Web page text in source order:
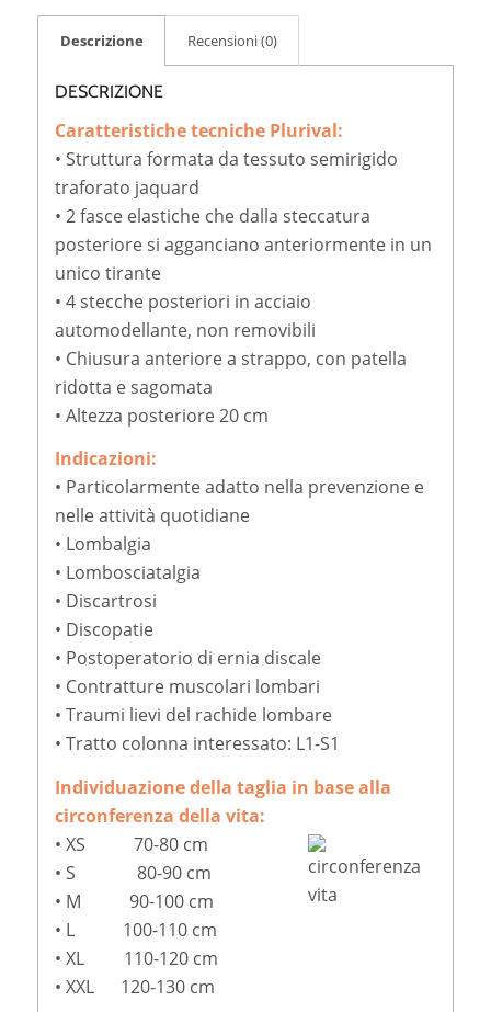
Descrizione Recensioni (0)
DESCRIZIONE
Caratteristiche tecniche Plurival:
• Struttura formata da tessuto semirigido
traforato jaquard
• 2 fasce elastiche che dalla steccatura
posteriore si agganciano anteriormente in un
unico tirante
• 4 stecche posteriori in acciaio
automodellante, non removibili
• Chiusura anteriore a strappo, con patella
ridotta e sagomata
• Altezza posteriore 20 cm
Indicazioni:
• Particolarmente adatto nella prevenzione e
nelle attività quotidiane
• Lombalgia
• Lombosciatalgia
• Discartrosi
• Discopatie
• Postoperatorio di ernia discale
• Contratture muscolari lombari
• Traumi lievi del rachide lombare
• Tratto colonna interessato: L1-S1
Individuazione della taglia in base alla
circonferenza della vita:
• XS 70-80 cm
• S 80-90 cm
• M 90-100 cm
• L 100-110 cm
• XL 110-120 cm
• XXL 120-130 cm